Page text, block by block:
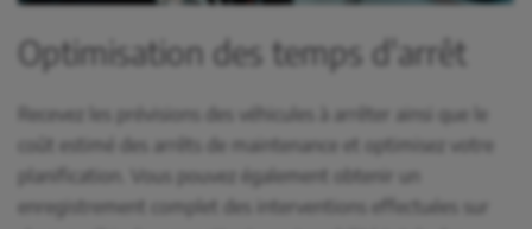
Optimisation des temps d'arrêt
Recevez les prévisions des véhicules à arrêter ainsi que le
coût estimé des arrêts de maintenance et optimisez votre
planification. Vous pouvez également obtenir un
enregistrement complet des interventions effectuées sur